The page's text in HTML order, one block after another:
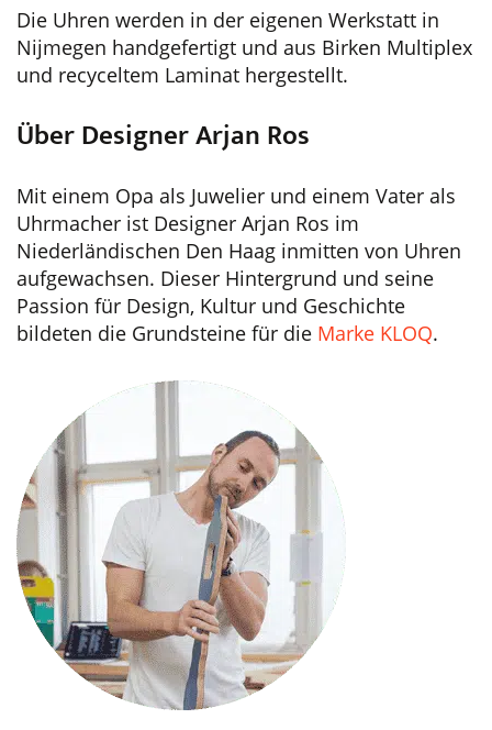
Die Uhren werden in der eigenen Werkstatt in
Nijmegen handgefertigt und aus Birken Multiplex
und recyceltem Laminat hergestellt.
Über Designer Arjan Ros
Mit einem Opa als Juwelier und einem Vater als
Uhrmacher ist Designer Arjan Ros im
Niederländischen Den Haag inmitten von Uhren
aufgewachsen. Dieser Hintergrund und seine
Passion für Design, Kultur und Geschichte
bildeten die Grundsteine für die Marke KLOQ.